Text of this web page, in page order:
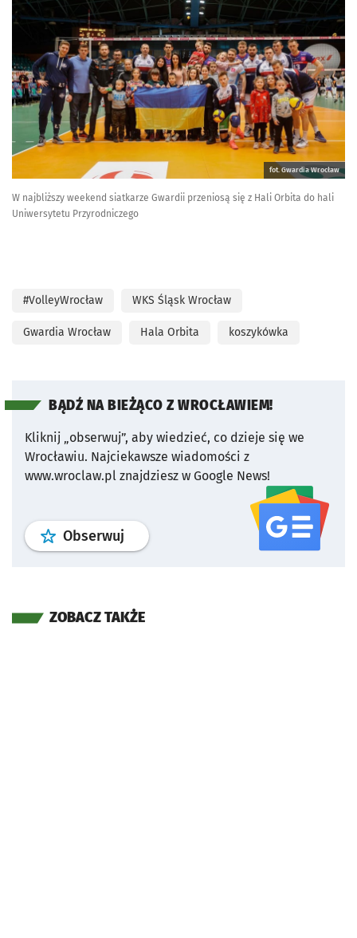
fot. Gwardia Wrocław
W najbliższy weekend siatkarze Gwardii przeniosą się z Hali Orbita do hali
Uniwersytetu Przyrodniczego
#VolleyWrocław WKS Śląsk Wrocław
Gwardia Wrocław Hala Orbita koszykówka
BĄDŹ NA BIEŻĄCO Z WROCŁAWIEM!
Kliknij „obserwuj”, aby wiedzieć, co dzieje się we
Wrocławiu. Najciekawsze wiadomości z
www.wroclaw.pl znajdziesz w Google News!
Obserwuj profil serwisu
ZOBACZ TAKŻE